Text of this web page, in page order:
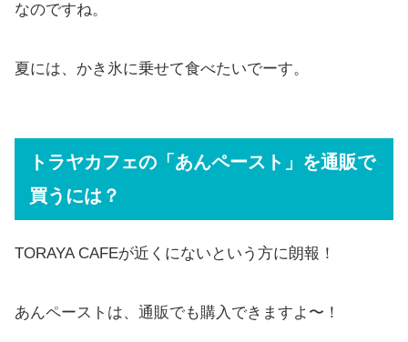
なのですね。
夏には、かき氷に乗せて食べたいでーす。
トラヤカフェの「あんペースト」を通販で
買うには？
TORAYA CAFEが近くにないという方に朗報！
あんペーストは、通販でも購入できますよ〜！